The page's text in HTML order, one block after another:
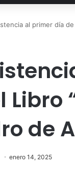
al primer día
Libro
de
enero 14, 2025